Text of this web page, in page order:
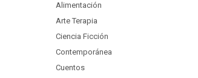
Alimentación
Arte Terapia
Ciencia Ficción
Contemporánea
Cuentos